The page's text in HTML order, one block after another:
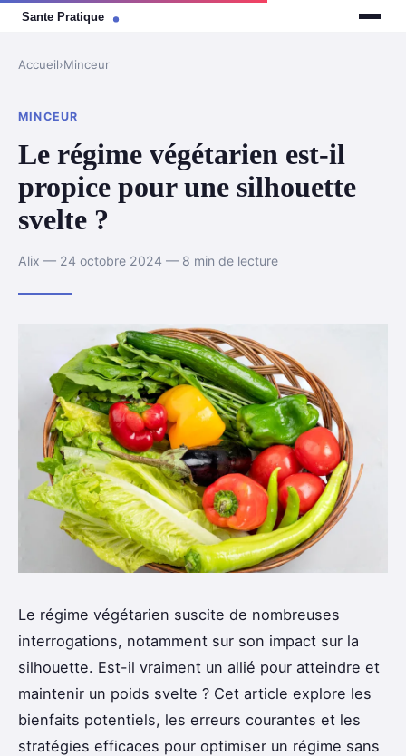
Accueil›Minceur
MINCEUR
Le régime végétarien est-il
propice pour une silhouette
svelte ?
Alix — 24 octobre 2024 — 8 min de lecture
Le régime végétarien suscite de nombreuses
interrogations, notamment sur son impact sur la
silhouette. Est-il vraiment un allié pour atteindre et
maintenir un poids svelte ? Cet article explore les
bienfaits potentiels, les erreurs courantes et les
stratégies efficaces pour optimiser un régime sans